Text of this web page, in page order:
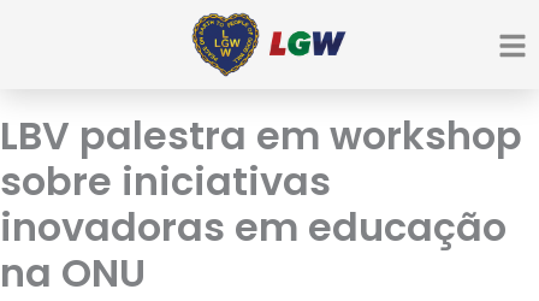
LBV palestra em workshop
sobre iniciativas
inovadoras em educação
na ONU